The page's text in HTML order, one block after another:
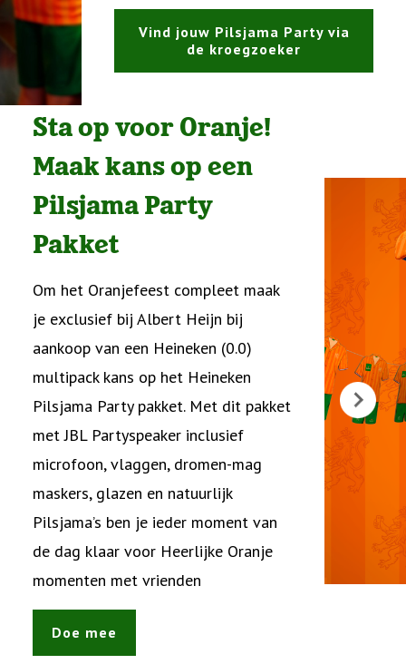
Vind jouw Pilsjama Party via
de kroegzoeker
Sta op voor Oranje!
Maak kans op een
Pilsjama Party
Pakket
Om het Oranjefeest compleet maak
je exclusief bij Albert Heijn bij
aankoop van een Heineken (0.0)
multipack kans op het Heineken
Pilsjama Party pakket. Met dit pakket
met JBL Partyspeaker inclusief
microfoon, vlaggen, dromen-mag
maskers, glazen en natuurlijk
Pilsjama’s ben je ieder moment van
de dag klaar voor Heerlijke Oranje
momenten met vrienden
Doe mee